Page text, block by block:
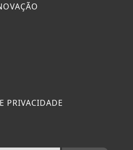
PRIVACIDADE
para melhorar sua